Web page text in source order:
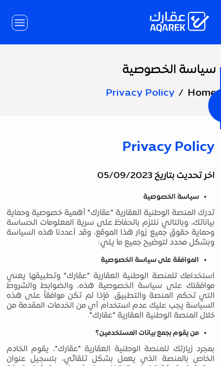
Page
Title
سياسة الخصوصية
Home
Privacy Policy
Privacy Policy
اخر تحديث بتاريخ 05/09/2023
سياسة الخصوصية
تدرك المنصة الوطنية العقارية "عقارك" أهمية خصوصية وحماية
بياناتك، وبالتالي نلتزم بالحفاظ على سرية المعلومات الحساسة
وحماية حقوق جميع زوار هذا الموقع، وقد أعددنا هذه السياسة
وبشكل محدد لتوضيح جميع ما يلي:
الموافقة على سياسة الخصوصية
استخدامك للمنصة الوطنية العقارية "عقارك" وتطبيقها يعني
موافقتك على سياسة الخصوصية هذه، والضوابط والشروط
التي تحكم المنصة والتطبيق. فإذا لم تكن موافقاً على هذه
السياسة يجب عليك عدم استخدام أي من الخدمات المقدمة من
خلال المنصة الوطنية العقارية "عقارك".
من يقوم بجمع بيانات المستخدمين؟
بمجرد زيارتك للمنصة الوطنية العقارية "عقارك"، يقوم الخادم
الخاص بالمنصة الذي يعمل بشكل تلقائي، بتسجيل عنوان